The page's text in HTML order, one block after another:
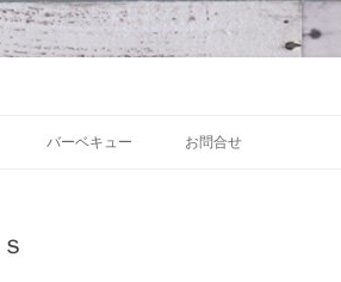
バーベキュー お問合せ